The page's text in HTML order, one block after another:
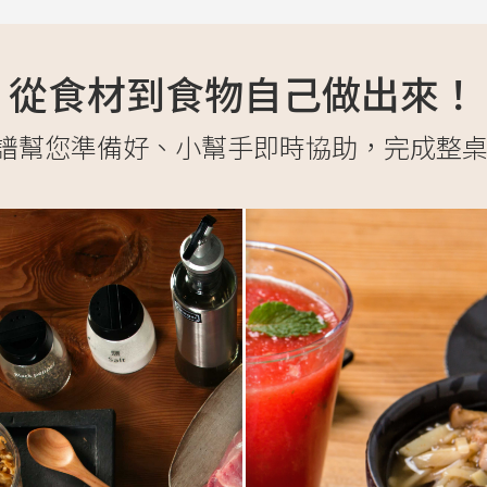
從食材到食物自己做出來！
幫您準備好、小幫手即時協助，完成整